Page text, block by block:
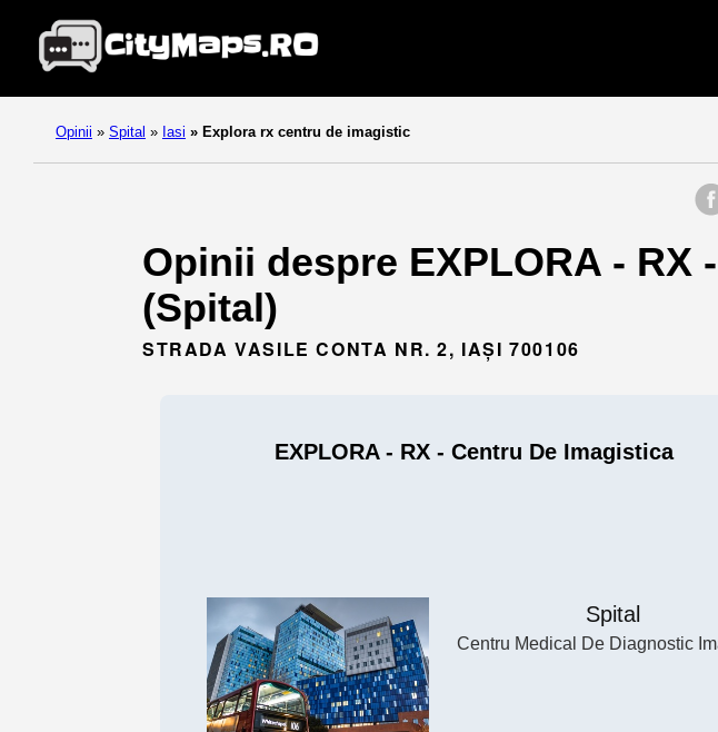
Opinii » Spital » Iasi » Explora rx centru de imagistic
Opinii despre EXPLORA -
(Spital)
STRADA VASILE CONTA NR. 2, IAȘI 700106
EXPLORA - RX - Centru De Imagistica
Spital
Centru Medical De Diagnostic